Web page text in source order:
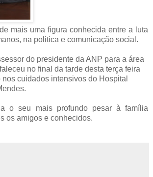
mais uma figura conhecida entre a luta
na politica e comunicação social.
do presidente da ANP para a área
no final da tarde desta terça feira
nos cuidados intensivos do Hospital
o seu mais profundo pesar à família
os amigos e conhecidos.